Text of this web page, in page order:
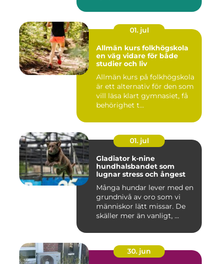
01. jul
Allmän kurs folkhögskola
en väg vidare för både
studier och liv
Allmän kurs på folkhögskola
är ett alternativ för den som
vill läsa klart gymnasiet, få
behörighet t...
01. jul
Gladiator k-nine
hundhalsbandet som
lugnar stress och ångest
Många hundar lever med en
grundnivå av oro som vi
människor lätt missar. De
skäller mer än vanligt, ...
30. jun